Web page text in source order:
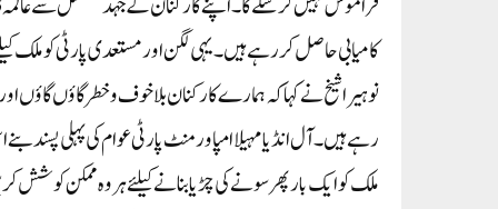
کامیابی حاصل کر رہے ہیں۔ یہی لگن اور مستعدی پارٹی کو ملک
نوہیرا شیخ نے کہا کہ ہمارے کارکنان بلا خوف وخطر گاؤں گاؤں
رہے ہیں۔ آل انڈیا مہیلا امپاورمنٹ پارٹی عوام کی پہلی
ملک کو ایک بار پھر سونے کی چڑیا بنانے کیلئے ہر وہ ممکن